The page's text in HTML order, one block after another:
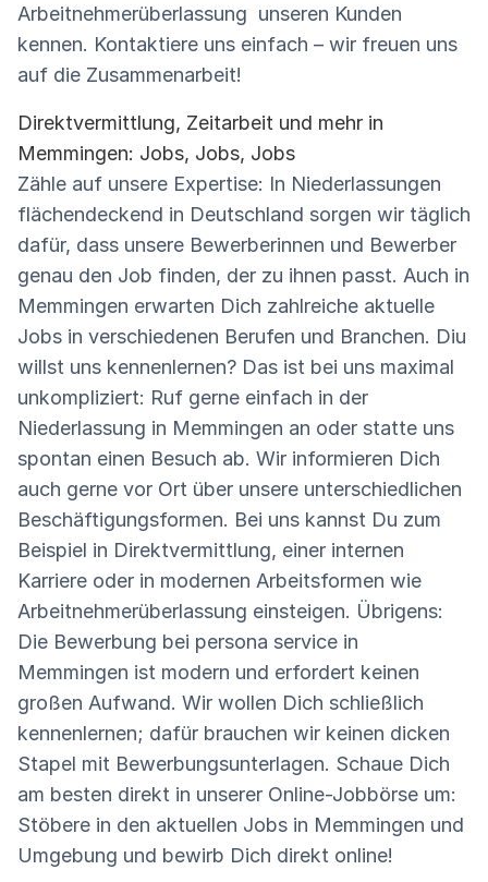
Arbeitnehmerüberlassung unseren Kunden
kennen. Kontaktiere uns einfach – wir freuen uns
auf die Zusammenarbeit!
Direktvermittlung, Zeitarbeit und mehr in
Memmingen: Jobs, Jobs, Jobs
Zähle auf unsere Expertise: In Niederlassungen
flächendeckend in Deutschland sorgen wir täglich
dafür, dass unsere Bewerberinnen und Bewerber
genau den Job finden, der zu ihnen passt. Auch in
Memmingen erwarten Dich zahlreiche aktuelle
Jobs in verschiedenen Berufen und Branchen. Diu
willst uns kennenlernen? Das ist bei uns maximal
unkompliziert: Ruf gerne einfach in der
Niederlassung in Memmingen an oder statte uns
spontan einen Besuch ab. Wir informieren Dich
auch gerne vor Ort über unsere unterschiedlichen
Beschäftigungsformen. Bei uns kannst Du zum
Beispiel in Direktvermittlung, einer internen
Karriere oder in modernen Arbeitsformen wie
Arbeitnehmerüberlassung einsteigen. Übrigens:
Die Bewerbung bei persona service in
Memmingen ist modern und erfordert keinen
großen Aufwand. Wir wollen Dich schließlich
kennenlernen; dafür brauchen wir keinen dicken
Stapel mit Bewerbungsunterlagen. Schaue Dich
am besten direkt in unserer Online-Jobbörse um:
Stöbere in den aktuellen Jobs in Memmingen und
Umgebung und bewirb Dich direkt online!